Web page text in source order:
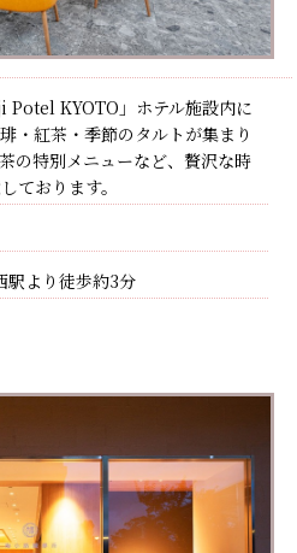
KYOTO」ホテル施設内に
・紅茶・季節のタルトが集まり
の特別メニューなど、贅沢な時
ております。
駅より徒歩約3分